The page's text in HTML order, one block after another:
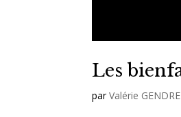
Les
parValérie GENDRE